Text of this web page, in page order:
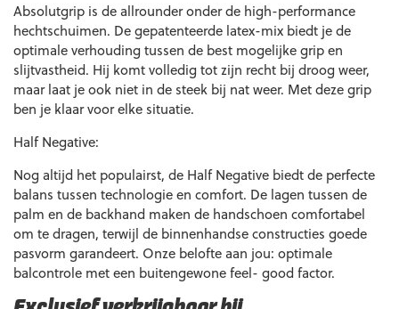
Absolutgrip is de allrounder onder de high-performance
hechtschuimen. De gepatenteerde latex-mix biedt je de
optimale verhouding tussen de best mogelijke grip en
slijtvastheid. Hij komt volledig tot zijn recht bij droog weer,
maar laat je ook niet in de steek bij nat weer. Met deze grip
ben je klaar voor elke situatie.
Half Negative:
Nog altijd het populairst, de Half Negative biedt de perfecte
balans tussen technologie en comfort. De lagen tussen de
palm en de backhand maken de handschoen comfortabel
om te dragen, terwijl de binnenhandse constructies goede
pasvorm garandeert. Onze belofte aan jou: optimale
balcontrole met een buitengewone feel- good factor.